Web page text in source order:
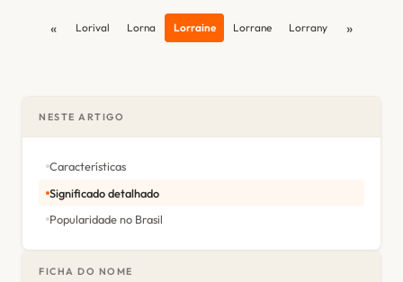
« Lorival Lorna Lorraine Lorrane Lorrany »
NESTE ARTIGO
Características
Significado detalhado
Popularidade no Brasil
FICHA DO NOME